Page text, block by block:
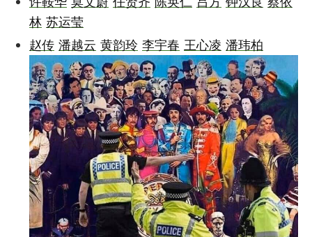
林 苏运莹
赵传 潘越云 黄韵玲 李宇春 王心凌 潘玮柏